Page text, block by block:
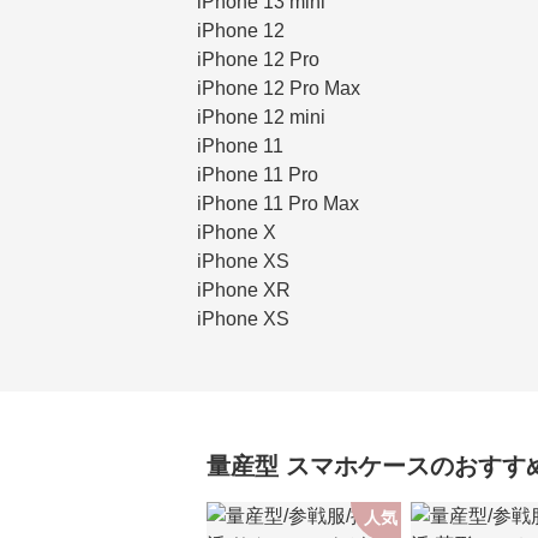
iPhone 12
iPhone 12 Pro
iPhone 12 Pro Max
iPhone 12 mini
iPhone 11
iPhone 11 Pro
iPhone 11 Pro Max
iPhone X
iPhone XS
iPhone XR
iPhone XS
量産型 スマホケースのおすす
人気